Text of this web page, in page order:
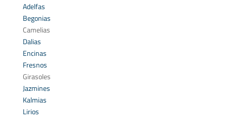
Adelfas
Begonias
Camelias
Dalias
Encinas
Fresnos
Girasoles
Jazmines
Kalmias
Lirios